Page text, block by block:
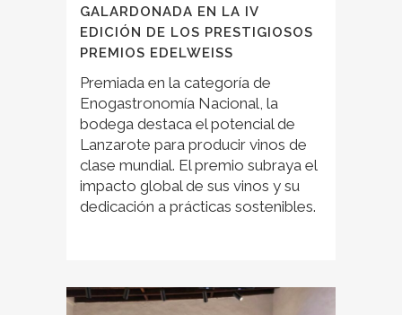
GALARDONADA EN LA IV
EDICIÓN DE LOS PRESTIGIOSOS
PREMIOS EDELWEISS
Premiada en la categoría de
Enogastronomía Nacional, la
bodega destaca el potencial de
Lanzarote para producir vinos de
clase mundial. El premio subraya el
impacto global de sus vinos y su
dedicación a prácticas sostenibles.